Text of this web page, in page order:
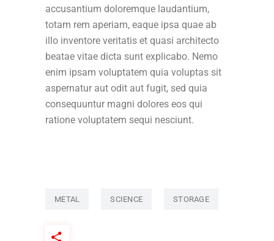
accusantium doloremque laudantium,
totam rem aperiam, eaque ipsa quae ab
illo inventore veritatis et quasi architecto
beatae vitae dicta sunt explicabo. Nemo
enim ipsam voluptatem quia voluptas sit
aspernatur aut odit aut fugit, sed quia
consequuntur magni dolores eos qui
ratione voluptatem sequi nesciunt.
METAL SCIENCE STORAGE